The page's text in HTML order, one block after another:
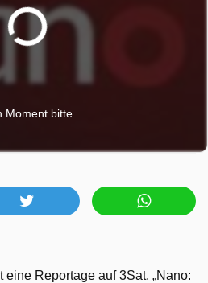
Moment bitte...
eine Reportage auf 3Sat. „Nano: